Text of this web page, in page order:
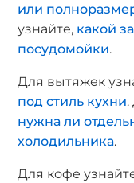
или
узнайте, какой
посудомойки.
Для вытяжек
под стиль кухни.
нужна ли
холодильника.
Для кофе